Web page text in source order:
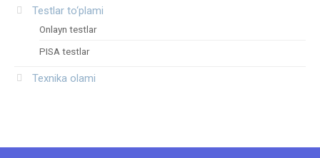
Testlar to‘plami
Onlayn testlar
PISA testlar
Texnika olami